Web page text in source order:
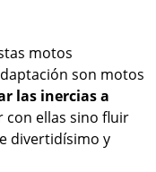
motos
son motos
las inercias a
con ellas sino fluir
divertidísimo y